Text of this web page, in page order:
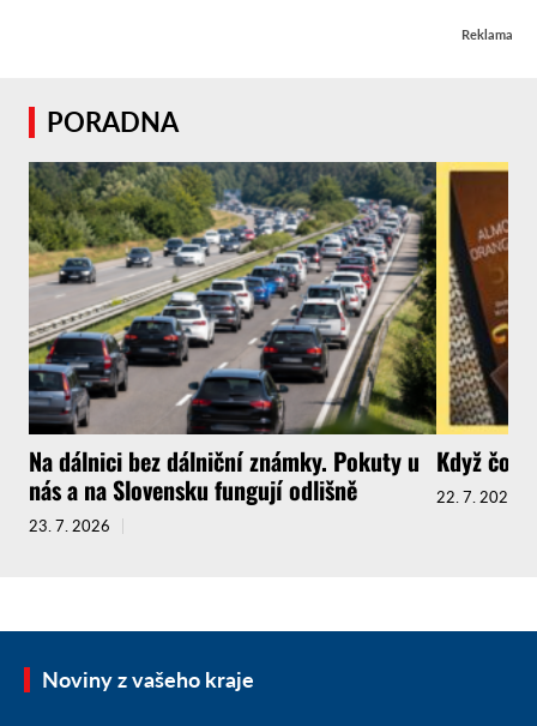
Reklama
PORADNA
Na dálnici bez dálniční známky. Pokuty u
nás a na Slovensku fungují odlišně
23. 7. 2026
Když
22. 7. 2026
Noviny z vašeho kraje